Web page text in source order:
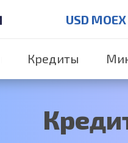
USD MOEX
Кредиты